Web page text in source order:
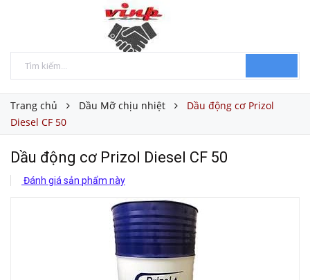
Trang chủ Dầu Mỡ chịu nhiệt
Dầu động cơ Prizol
Diesel CF 50
Dầu động cơ Prizol Diesel CF 50
Đánh giá sản phẩm này